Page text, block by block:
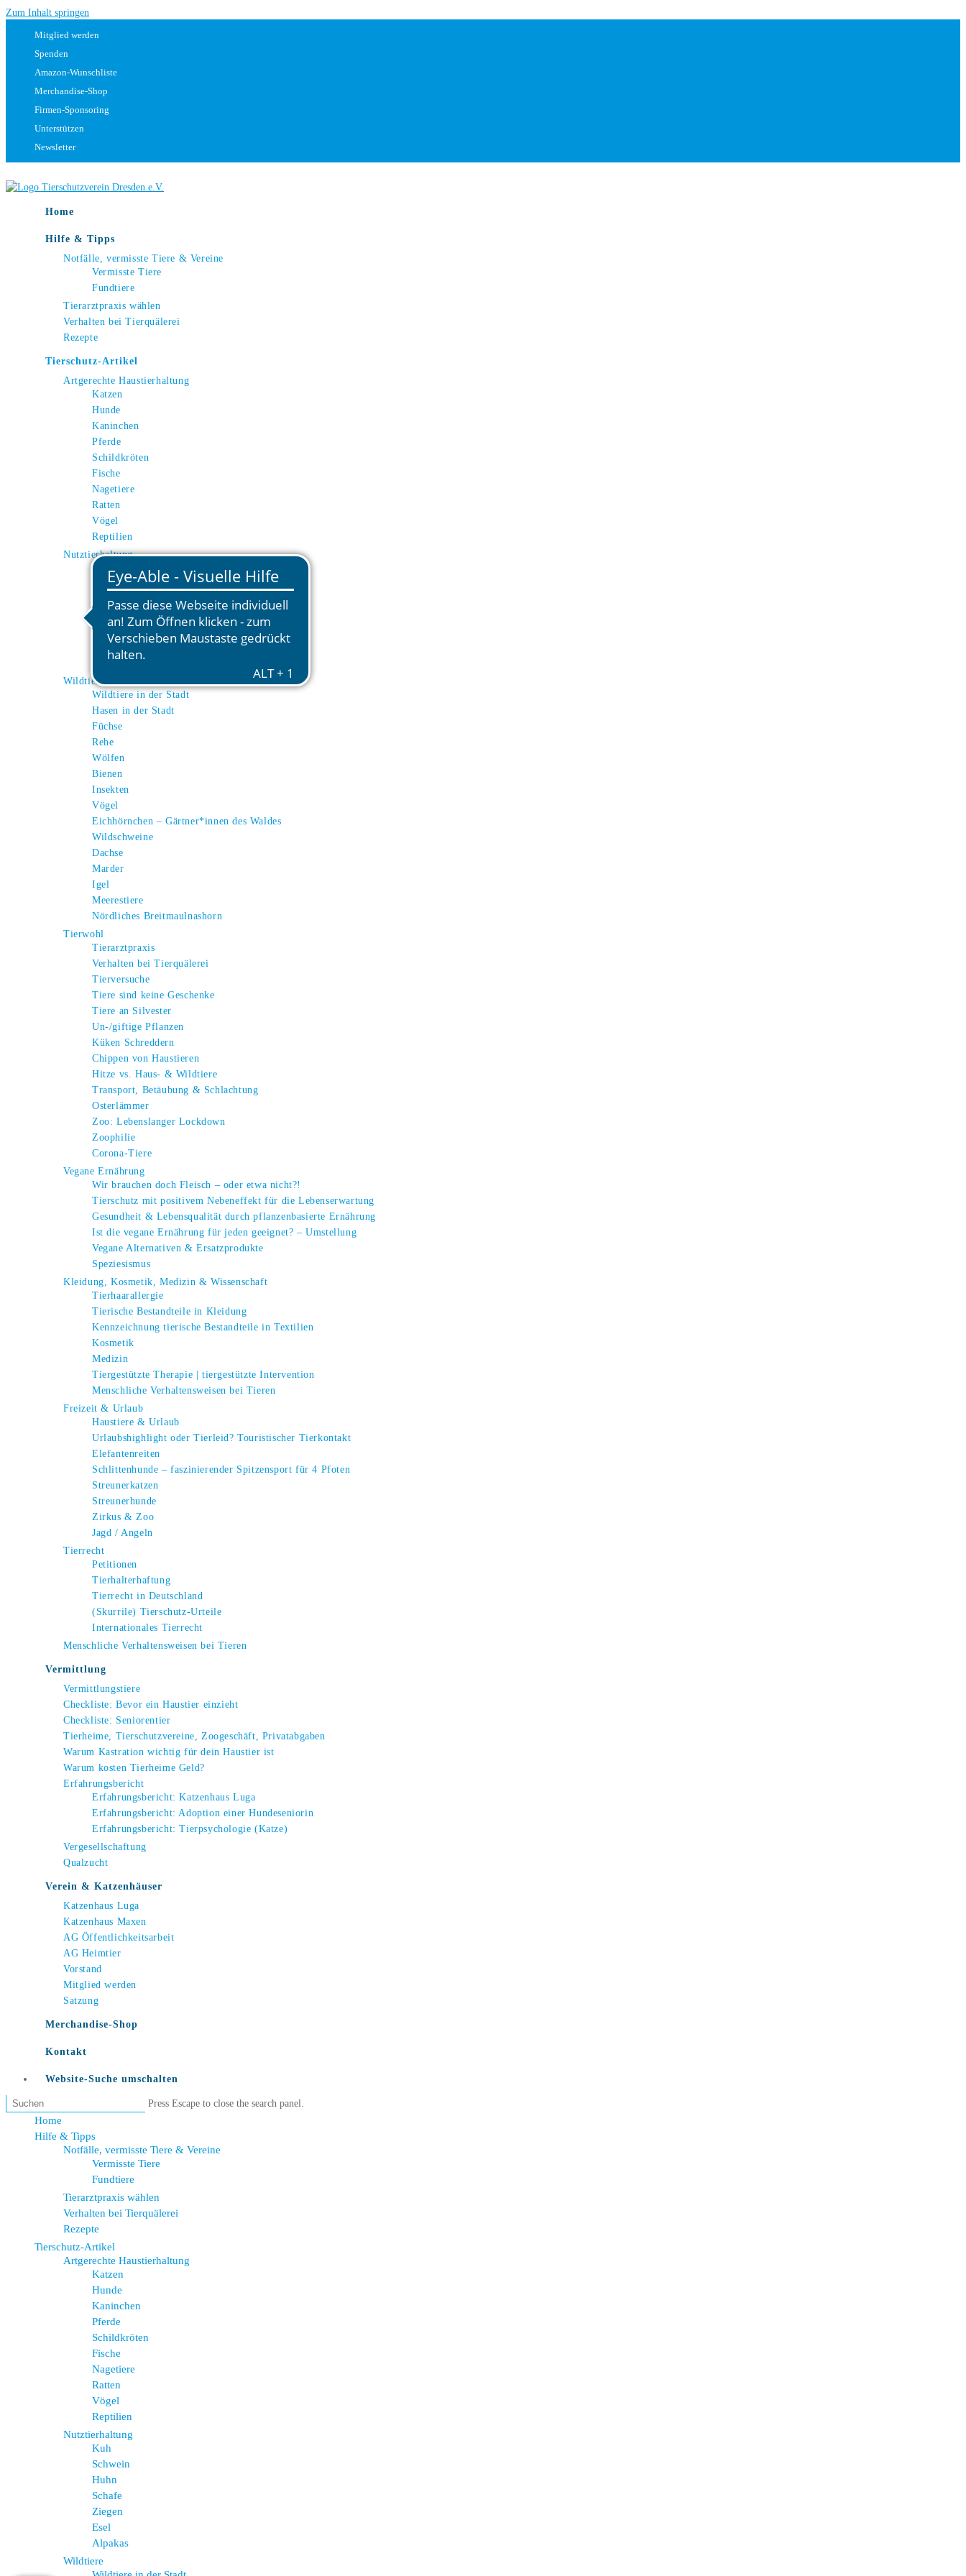
Zum Inhalt springen
Mitglied werden
Spenden
Amazon-Wunschliste
Merchandise-Shop
Firmen-Sponsoring
Unterstützen
Newsletter
Home
Hilfe & Tipps
Notfälle, vermisste Tiere & Vereine
Vermisste Tiere
Fundtiere
Tierarztpraxis wählen
Verhalten bei Tierquälerei
Rezepte
Tierschutz-Artikel
Artgerechte Haustierhaltung
Katzen
Hunde
Kaninchen
Pferde
Schildkröten
Fische
Nagetiere
Ratten
Vögel
Reptilien
Nutztierhaltung
Kuh
Schwein
Huhn
Schafe
Ziegen
Esel
Wildtiere
Wildtiere in der Stadt
Hasen in der Stadt
Füchse
Rehe
Wölfen
Bienen
Insekten
Vögel
Eichhörnchen – Gärtner*innen des Waldes
Wildschweine
Dachse
Marder
Igel
Meerestiere
Nördliches Breitmaulnashorn
Tierwohl
Tierarztpraxis
Verhalten bei Tierquälerei
Tierversuche
Tiere sind keine Geschenke
Tiere an Silvester
Un-/giftige Pflanzen
Küken Schreddern
Chippen von Haustieren
Hitze vs. Haus- & Wildtiere
Transport, Betäubung & Schlachtung
Osterlämmer
Zoo: Lebenslanger Lockdown
Zoophilie
Corona-Tiere
Vegane Ernährung
Wir brauchen doch Fleisch – oder etwa nicht?!
Tierschutz mit positivem Nebeneffekt für die Lebenserwartung
Gesundheit & Lebensqualität durch pflanzenbasierte Ernährung
Ist die vegane Ernährung für jeden geeignet? – Umstellung
Vegane Alternativen & Ersatzprodukte
Speziesismus
Kleidung, Kosmetik, Medizin & Wissenschaft
Tierhaarallergie
Tierische Bestandteile in Kleidung
Kennzeichnung tierische Bestandteile in Textilien
Kosmetik
Medizin
Tiergestützte Therapie | tiergestützte Intervention
Menschliche Verhaltensweisen bei Tieren
Freizeit & Urlaub
Haustiere & Urlaub
Urlaubshighlight oder Tierleid? Touristischer Tierkontakt
Elefantenreiten
Schlittenhunde – faszinierender Spitzensport für 4 Pfoten
Streunerkatzen
Streunerhunde
Zirkus & Zoo
Jagd / Angeln
Tierrecht
Petitionen
Tierhalterhaftung
Tierrecht in Deutschland
(Skurrile) Tierschutz-Urteile
Internationales Tierrecht
Menschliche Verhaltensweisen bei Tieren
Vermittlung
Vermittlungstiere
Checkliste: Bevor ein Haustier einzieht
Checkliste: Seniorentier
Tierheime, Tierschutzvereine, Zoogeschäft, Privatabgaben
Warum Kastration wichtig für dein Haustier ist
Warum kosten Tierheime Geld?
Erfahrungsbericht
Erfahrungsbericht: Katzenhaus Luga
Erfahrungsbericht: Adoption einer Hundeseniorin
Erfahrungsbericht: Tierpsychologie (Katze)
Vergesellschaftung
Qualzucht
Verein & Katzenhäuser
Katzenhaus Luga
Katzenhaus Maxen
AG Öffentlichkeitsarbeit
AG Heimtier
Vorstand
Mitglied werden
Satzung
Merchandise-Shop
Kontakt
Website-Suche umschalten
Press Escape to close the search panel.
Home
Hilfe & Tipps
Notfälle, vermisste Tiere & Vereine
Vermisste Tiere
Fundtiere
Tierarztpraxis wählen
Verhalten bei Tierquälerei
Rezepte
Tierschutz-Artikel
Artgerechte Haustierhaltung
Katzen
Hunde
Kaninchen
Pferde
Schildkröten
Fische
Nagetiere
Ratten
Vögel
Reptilien
Nutztierhaltung
Kuh
Schwein
Huhn
Schafe
Ziegen
Esel
Alpakas
Wildtiere